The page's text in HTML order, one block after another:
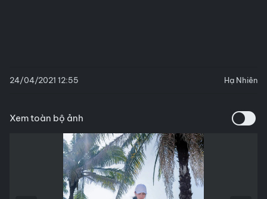
24/04/2021 12:55 Hạ Nhiên
Xem toàn bộ ảnh